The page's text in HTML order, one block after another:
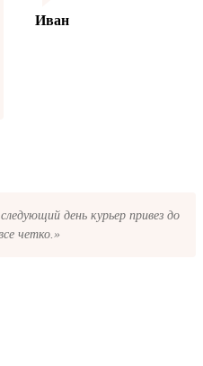
Иван
день курьер привез до
четко.»